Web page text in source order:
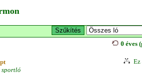
0 éves
Ez